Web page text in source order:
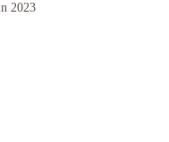
2023